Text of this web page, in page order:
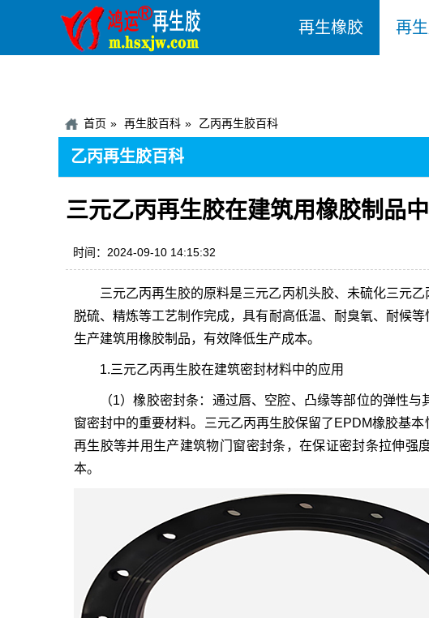
再生橡胶 再
首页 再生胶百科 乙丙再生胶百科
乙丙再生胶百科
三元乙丙再生胶在建筑用橡胶制品
时间：2024-09-10 14:15:32
三元乙丙再生胶的原料是三元乙丙机头胶、未硫化三元
脱硫、精炼等工艺制作完成，具有耐高低温、耐臭氧、耐候
生产建筑用橡胶制品，有效降低生产成本。
1.三元乙丙再生胶在建筑密封材料中的应用
（1）橡胶密封条：通过唇、空腔、凸缘等部位的弹性
窗密封中的重要材料。三元乙丙再生胶保留了EPDM橡胶基本
再生胶等并用生产建筑物门窗密封条，在保证密封条拉伸强
本。